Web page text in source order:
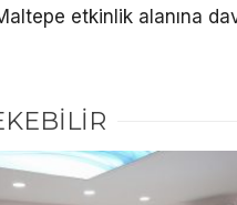
etkinlik alanına